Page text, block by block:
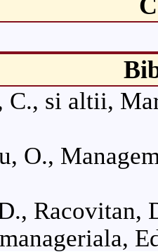
C., si altii,
O.,
Racovitan,